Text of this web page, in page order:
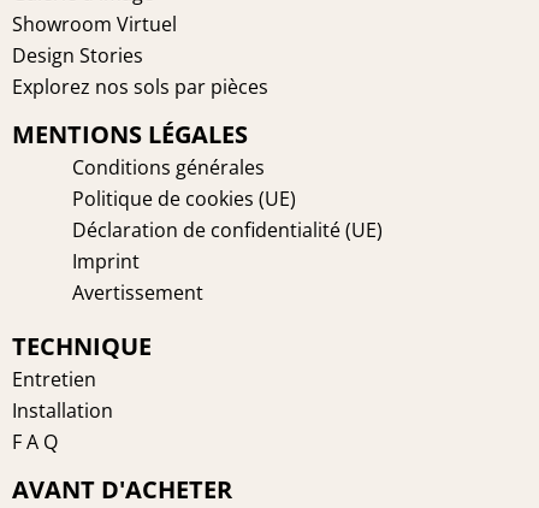
Showroom Virtuel
Design Stories
Explorez nos sols par pièces
MENTIONS LÉGALES
Conditions générales
Politique de cookies (UE)
Déclaration de confidentialité (UE)
Imprint
Avertissement
TECHNIQUE
Entretien
Installation
F A Q
AVANT D'ACHETER